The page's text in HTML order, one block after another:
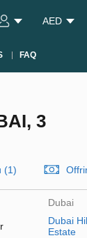
AED
FAQ
3
(1)
Dubai
Dubai
Estate